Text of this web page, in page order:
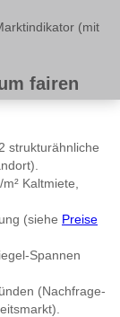
(mit
fairen
strukturähnliche
m² Kaltmiete,
(siehe Preise
Spannen
(Nachfrage-